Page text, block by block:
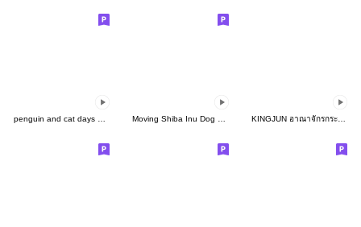
penguin and cat days อิโมจิดุ๊กดิ๊ก Moving Shiba Inu Dog EMOJI KINGJUN อาณาจักรกระต่ายต๊อง